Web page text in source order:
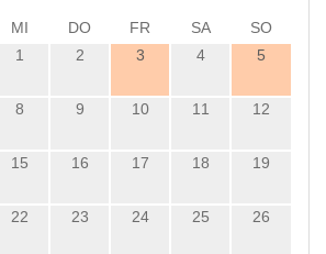
MI DO FR SA
SO
1
2 3 4 5
8 9 10 11 12
15 16 17 18 19
22 23 24 25 26